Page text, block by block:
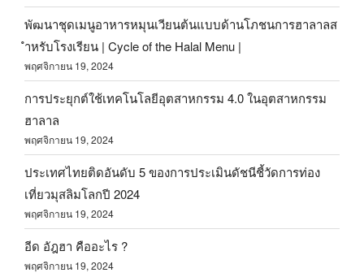
พัฒนาชุดเมนูอาหารหมุนเวียนต้นแบบด้านโภชนการฮาลาลส
ำหรับโรงเรียน | Cycle of the Halal Menu |
พฤศจิกายน 19, 2024
การประยุกต์ใช้เทคโนโลยีอุตสาหกรรม 4.0 ในอุตสาหกรรม
ฮาลาล
พฤศจิกายน 19, 2024
ประเทศไทยติดอันดับ 5 ของการประเมินดัชนีชี้วัดการท่อง
เที่ยวมุสลิมโลกปี 2024
พฤศจิกายน 19, 2024
อีด อัฎฮา คืออะไร ?
พฤศจิกายน 19, 2024